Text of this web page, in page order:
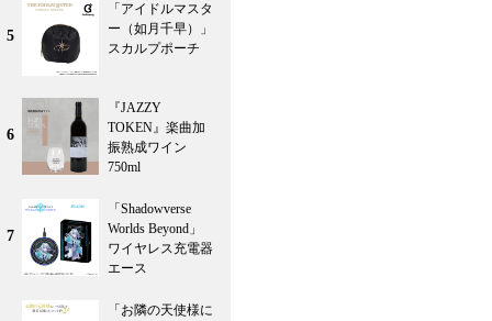
5
「アイドルマスタ
ー（如月千早）」
スカルプポーチ
6
『JAZZY
TOKEN』楽曲加
振熟成ワイン
750ml
7
「Shadowverse
Worlds Beyond」
ワイヤレス充電器
エース
「お隣の天使様に